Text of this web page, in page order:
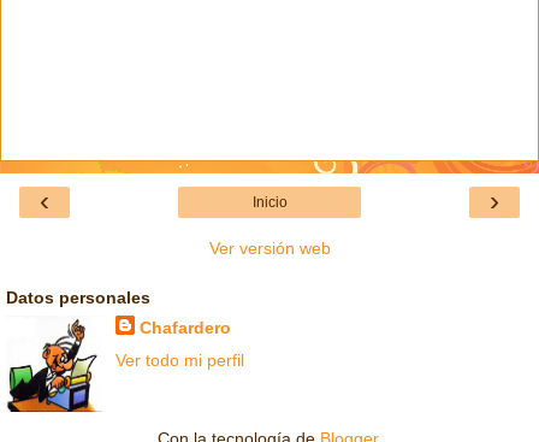
‹ ›
Inicio
Ver versión web
Datos personales
Chafardero
Ver todo mi perfil
Con la tecnología de Blogger.